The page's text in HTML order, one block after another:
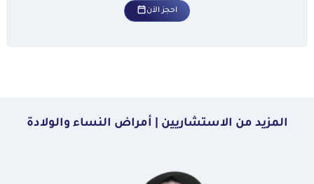
احجز الآن
المزيد من الاستشاريين | أمراض النساء والولادة